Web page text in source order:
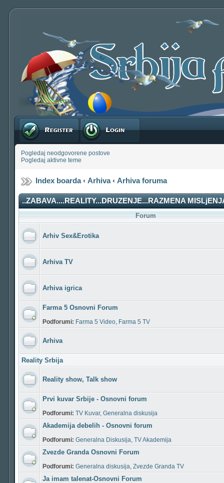
Registruj se Prijavite se
Pogledaj neodgovorene postove
Pogledaj aktivne teme
Index boarda‹ Arhiva‹ Arhiva foruma
..ZABAVA....REALITY...DRUZENJE...RAZMENA
Forum
Arhiv Sex&Erotika
Arhiva TV
Arhiva igrica
Farma 5 Osnovni Forum
Podforumi: Farma 5 Video, Farma 5 TV
Arhiva
Reality Srbija
Reality show, Talk show
Prvi kuvar Srbije - Osnovni forum
Podforumi: TV Kuvar, Generalna diskusija
Akademija debelih - Osnovni forum
Podforumi: Generalna Diskusija, TV Akademija
Zvezde Granda Osnovni Forum
Podforumi: Generalna diskusija, Zvezde Granda TV
Ja imam talenat-Osnovni Forum